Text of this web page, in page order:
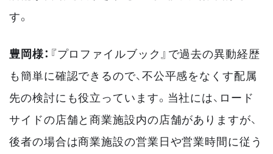
す。
豊岡様： 『プロファイルブック』で過去の異動経歴
も簡単に確認できるので、不公平感をなくす配属
先の検討にも役立っています。当社には、ロード
サイドの店舗と商業施設内の店舗がありますが、
後者の場合は商業施設の営業日や営業時間に従う